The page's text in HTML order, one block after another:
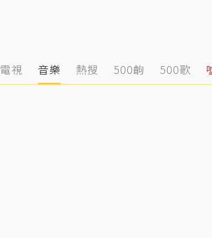
電視 音樂 熱搜 500齣 500歌